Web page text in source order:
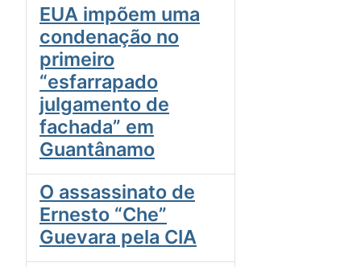
EUA impõem uma
condenação no
primeiro
“esfarrapado
julgamento de
fachada” em
Guantânamo
O assassinato de
Ernesto “Che”
Guevara pela CIA